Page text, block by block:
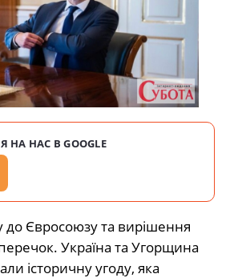
НА НАС В GOOGLE
до Євросоюзу та вирішення
Україна та Угорщина
історичну угоду, яка